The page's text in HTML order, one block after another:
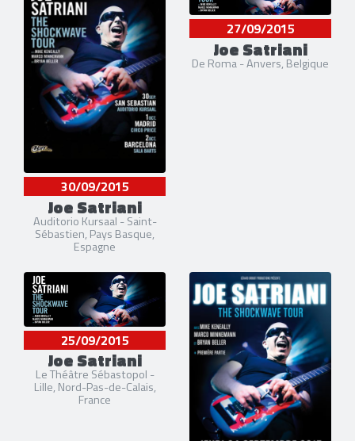
30/09/2015
Joe Satriani
Auditorio Kursaal - Saint-
Sébastien, Pays Basque,
Espagne
27/09/2015
Joe Satriani
De Roma - Anvers, Belgique
25/09/2015
Joe Satriani
Le Théâtre Sébastopol -
Lille, Nord-Pas-de-Calais,
France